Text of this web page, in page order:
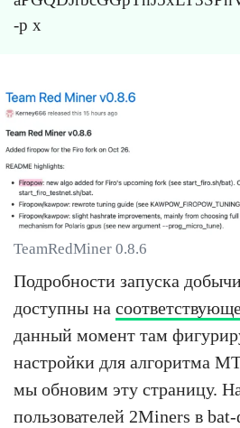
-p x
TeamRedMiner 0.8.6
Подробности запуска
доступны на
данный момент там
настройки для алгоритма
мы обновим эту страницу.
пользователей 2Miners в